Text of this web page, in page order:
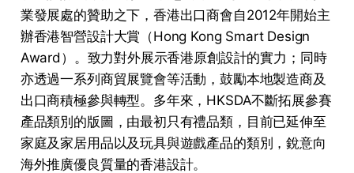
業發展處的贊助之下，香港出口商會自2012年開始主
辦香港智營設計大賞（Hong Kong Smart Design
Award）。致力對外展示香港原創設計的實力；同時
亦透過一系列商貿展覽會等活動，鼓勵本地製造商及
出口商積極參與轉型。多年來，HKSDA不斷拓展參賽
產品類別的版圖，由最初只有禮品類，目前已延伸至
家庭及家居用品以及玩具與遊戲產品的類別，銳意向
海外推廣優良質量的香港設計。